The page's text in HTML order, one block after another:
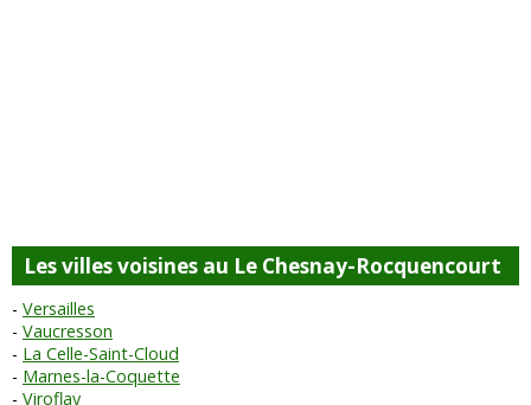
Les villes voisines au Le Chesnay-Rocquencourt
Versailles
Vaucresson
La Celle-Saint-Cloud
Marnes-la-Coquette
Viroflay